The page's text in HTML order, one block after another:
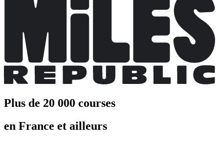
Plus de 20 000 courses
en France et ailleurs